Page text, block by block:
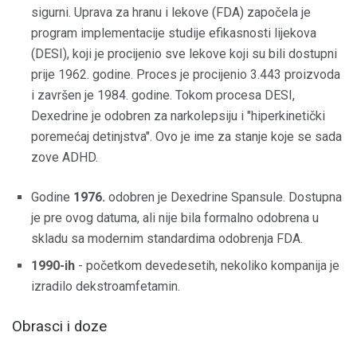
sigurni. Uprava za hranu i lekove (FDA) započela je
program implementacije studije efikasnosti lijekova
(DESI), koji je procijenio sve lekove koji su bili dostupni
prije 1962. godine. Proces je procijenio 3.443 proizvoda
i završen je 1984. godine. Tokom procesa DESI,
Dexedrine je odobren za narkolepsiju i "hiperkinetički
poremećaj detinjstva". Ovo je ime za stanje koje se sada
zove ADHD.
Godine 1976. odobren je Dexedrine Spansule. Dostupna
je pre ovog datuma, ali nije bila formalno odobrena u
skladu sa modernim standardima odobrenja FDA.
1990-ih - početkom devedesetih, nekoliko kompanija je
izradilo dekstroamfetamin.
Obrasci i doze